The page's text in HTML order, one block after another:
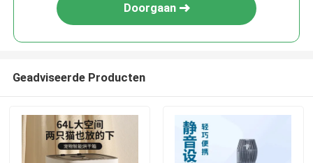
Doorgaan
Geadviseerde Producten